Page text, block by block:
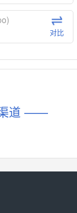
对比
对比
道 ——